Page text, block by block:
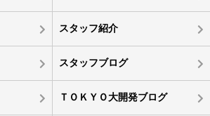
スタッフ紹介
スタッフブログ
ＴＯＫＹＯ大開発ブログ